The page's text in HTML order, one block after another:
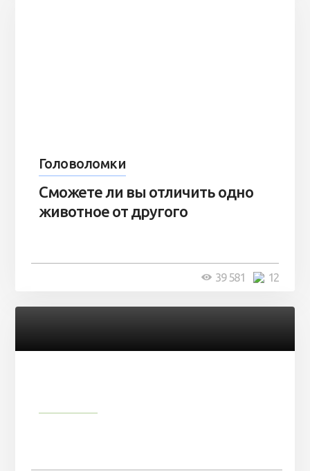
Головоломки
Сможете ли вы отличить одно
животное от другого
12
39 581